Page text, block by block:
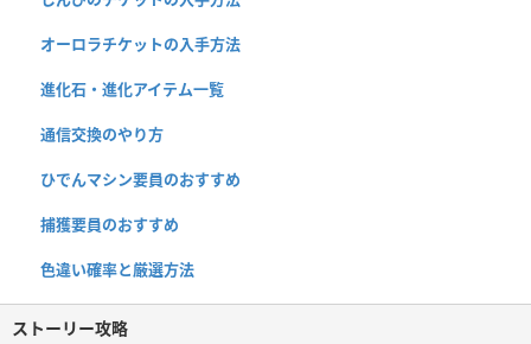
オーロラチケットの入手方法
進化石・進化アイテム一覧
通信交換のやり方
ひでんマシン要員のおすすめ
捕獲要員のおすすめ
色違い確率と厳選方法
ストーリー攻略